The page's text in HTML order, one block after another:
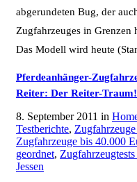
abgerundeten Bug, der
Zugfahrzeuges in Grenzen
Das Modell wird heute
Pferdeanhänger-
Reiter: Der Reiter-Traum!
8. September 2011 in
Testberichte,
Zugfahrzeuge bis 40.000
geordnet,
Jessen